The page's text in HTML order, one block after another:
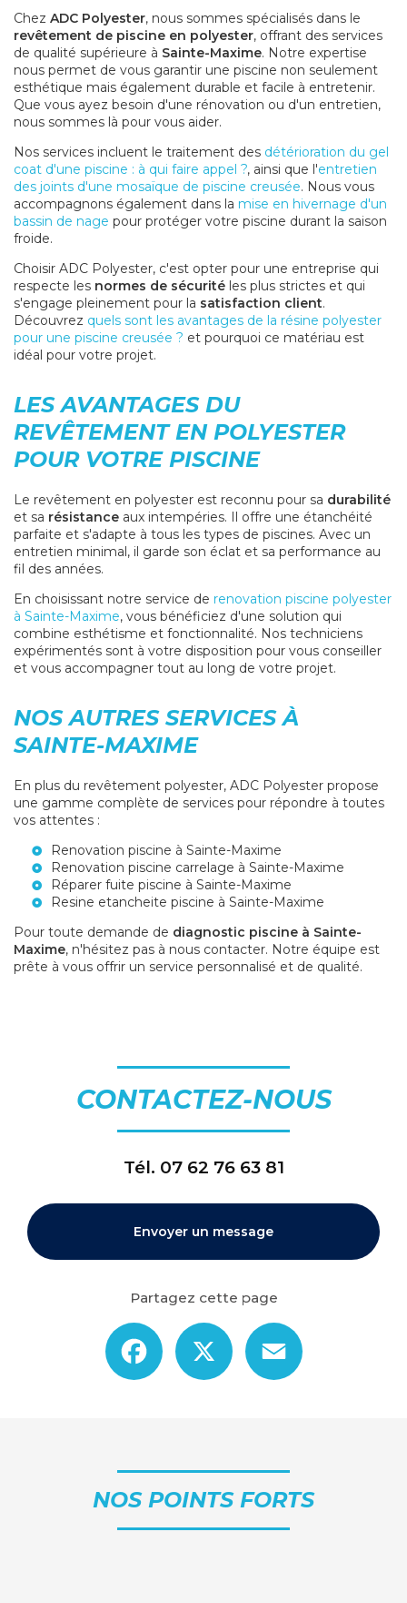
Chez ADC Polyester, nous sommes spécialisés dans le
revêtement de piscine en polyester, offrant des services
de qualité supérieure à Sainte-Maxime. Notre expertise
nous permet de vous garantir une piscine non seulement
esthétique mais également durable et facile à entretenir.
Que vous ayez besoin d'une rénovation ou d'un entretien,
nous sommes là pour vous aider.
Nos services incluent le traitement des détérioration du gel
coat d'une piscine : à qui faire appel ?, ainsi que l'entretien
des joints d'une mosaïque de piscine creusée. Nous vous
accompagnons également dans la mise en hivernage d'un
bassin de nage pour protéger votre piscine durant la saison
froide.
Choisir ADC Polyester, c'est opter pour une entreprise qui
respecte les normes de sécurité les plus strictes et qui
s'engage pleinement pour la satisfaction client.
Découvrez quels sont les avantages de la résine polyester
pour une piscine creusée ? et pourquoi ce matériau est
idéal pour votre projet.
LES AVANTAGES DU
REVÊTEMENT EN POLYESTER
POUR VOTRE PISCINE
Le revêtement en polyester est reconnu pour sa durabilité
et sa résistance aux intempéries. Il offre une étanchéité
parfaite et s'adapte à tous les types de piscines. Avec un
entretien minimal, il garde son éclat et sa performance au
fil des années.
En choisissant notre service de renovation piscine polyester
à Sainte-Maxime, vous bénéficiez d'une solution qui
combine esthétisme et fonctionnalité. Nos techniciens
expérimentés sont à votre disposition pour vous conseiller
et vous accompagner tout au long de votre projet.
NOS AUTRES SERVICES À
SAINTE-MAXIME
En plus du revêtement polyester, ADC Polyester propose
une gamme complète de services pour répondre à toutes
vos attentes :
Renovation piscine à Sainte-Maxime
Renovation piscine carrelage à Sainte-Maxime
Réparer fuite piscine à Sainte-Maxime
Resine etancheite piscine à Sainte-Maxime
Pour toute demande de diagnostic piscine à Sainte-
Maxime, n'hésitez pas à nous contacter. Notre équipe est
prête à vous offrir un service personnalisé et de qualité.
CONTACTEZ-NOUS
Tél. 07 62 76 63 81
Envoyer un message
Partagez cette page
Facebook
NOS POINTS FORTS